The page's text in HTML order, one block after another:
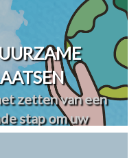
zetten van een
stap om uw
en